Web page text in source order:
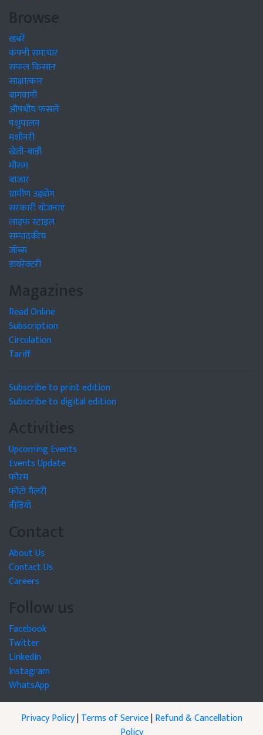
Browse
खबरें
कंपनी समाचार
सफल किसान
साक्षात्कार
बागवानी
औषधीय फसलें
पशुपालन
मशीनरी
खेती-बाड़ी
मौसम
बाजार
ग्रामीण उद्द्योग
सरकारी योजनाएं
लाइफ स्टाइल
सम्पादकीय
जॉब्स
डायरेक्टरी
Magazines
Read Online
Subscription
Circulation
Tariff
Subscribe to print edition
Subscribe to digital edition
Activities
Upcoming Events
Events Update
फोरम
फोटो गैलरी
वीडियो
Contact
About Us
Contact Us
Careers
Follow us
Facebook
Twitter
LinkedIn
Instagram
WhatsApp
Privacy Policy|Terms of Service|Refund & Cancellation